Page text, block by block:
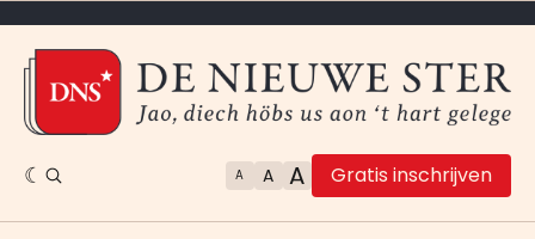
A A A Gratis inschrijven